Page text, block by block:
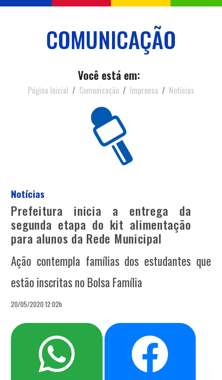
COMUNICAÇÃO
Você está em:
Página Inicial Comunicação Imprensa Notícias
Notícias
Prefeitura inicia a entrega da
segunda etapa do kit alimentação
para alunos da Rede Municipal
Ação contempla famílias dos estudantes que
estão inscritas no Bolsa Família
20/05/2020 12:02h